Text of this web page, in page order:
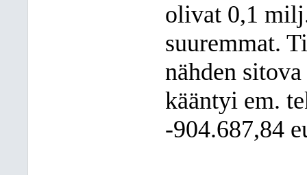
olivat 0,1
suuremmat.
nähden
kääntyi em.
-904.687,84